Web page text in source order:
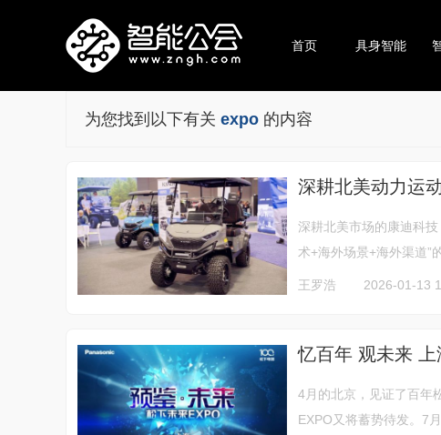
首页 具身智能
为您找到以下有关 expo 的内容
深耕北美动力运
深耕北美市场的康迪科
术+海外场景+海外渠道”
王罗浩 2026-01-13
忆百年 观未来
4月的北京，见证了百年
EXPO又将蓄势待发。7